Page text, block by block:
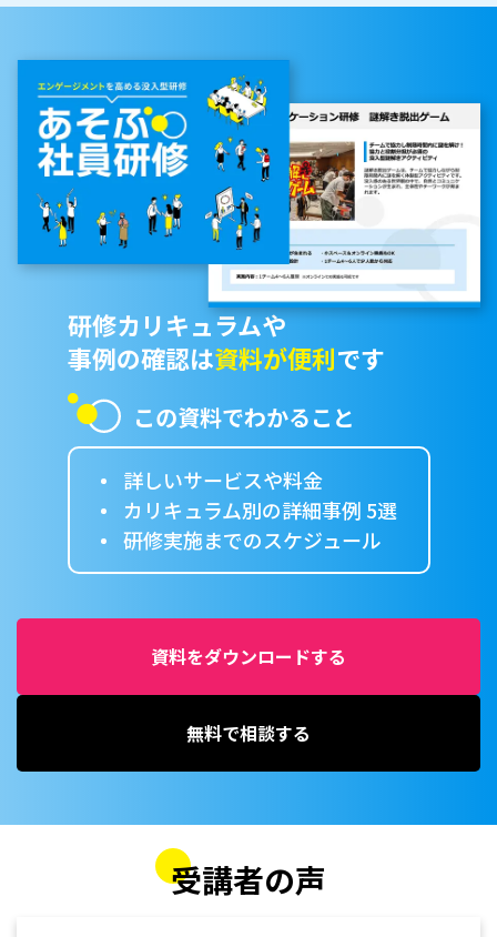
研修カリキュラムや
事例の確認は資料が便利です
この資料でわかること
詳しいサービスや料金
カリキュラム別の詳細事例 5選
研修実施までのスケジュール
資料をダウンロードする
無料で相談する
受講者の声